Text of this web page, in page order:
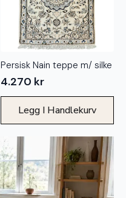
Persisk Nain teppe m/ silke
4.270 kr
Legg I Handlekurv